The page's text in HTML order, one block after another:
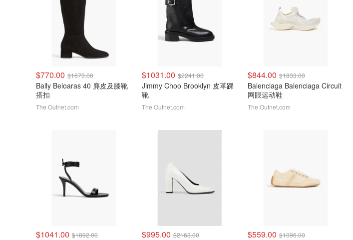
$770.00 $1673.00
Bally Beloaras 40 麂皮及膝靴
搭扣
The Outnet.com
$1031.00 $2241.00
Jimmy Choo Brooklyn 皮革踝
靴
The Outnet.com
$844.00 $1833.00
Balenciaga Balenciaga Circuit
网眼运动鞋
The Outnet.com
$1041.00 $1892.00 $995.00 $2163.00 $559.00 $1096.00